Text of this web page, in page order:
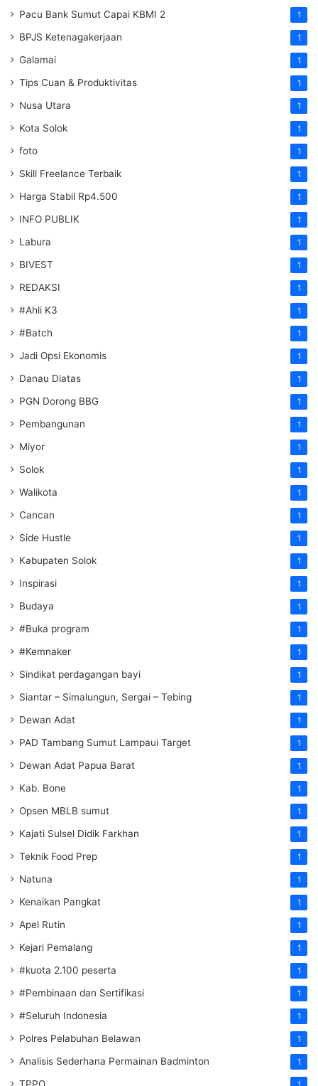
Pacu Bank Sumut Capai KBMI 2 1
BPJS Ketenagakerjaan 1
Galamai 1
Tips Cuan & Produktivitas 1
Nusa Utara 1
Kota Solok 1
foto 1
Skill Freelance Terbaik 1
Harga Stabil Rp4.500 1
INFO PUBLIK 1
Labura 1
BIVEST 1
REDAKSI 1
#Ahli K3 1
#Batch 1
Jadi Opsi Ekonomis 1
Danau Diatas 1
PGN Dorong BBG 1
Pembangunan 1
Miyor 1
Solok 1
Walikota 1
Cancan 1
Side Hustle 1
Kabupaten Solok 1
Inspirasi 1
Budaya 1
#Buka program 1
#Kemnaker 1
Sindikat perdagangan bayi 1
Siantar – Simalungun, Sergai – Tebing 1
Dewan Adat 1
PAD Tambang Sumut Lampaui Target 1
Dewan Adat Papua Barat 1
Kab. Bone 1
Opsen MBLB sumut 1
Kajati Sulsel Didik Farkhan 1
Teknik Food Prep 1
Natuna 1
Kenaikan Pangkat 1
Apel Rutin 1
Kejari Pemalang 1
#kuota 2.100 peserta 1
#Pembinaan dan Sertifikasi 1
#Seluruh Indonesia 1
Polres Pelabuhan Belawan 1
Analisis Sederhana Permainan Badminton 1